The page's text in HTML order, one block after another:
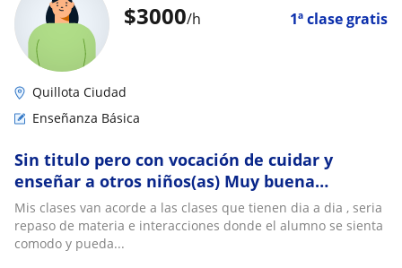
$3000/h 1ª clase gratis
Quillota Ciudad
Enseñanza Básica
Sin titulo pero con vocación de cuidar y
enseñar a otros niños(as) Muy buena
disposición
Mis clases van acorde a las clases que tienen dia a dia , seria
repaso de materia e interacciones donde el alumno se sienta
comodo y pueda...